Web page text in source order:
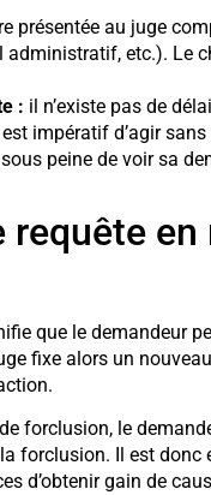
présentée au juge
etc.). Le
: il n’existe pas de
impératif d’agir
peine de voir sa
requête en
que le demandeur
fixe alors un
forclusion, le
forclusion. Il est donc
d’obtenir gain de